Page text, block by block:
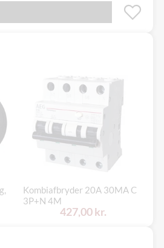
Kombiafbryder 20A 30MA C
3P+N 4M
427,00 kr.